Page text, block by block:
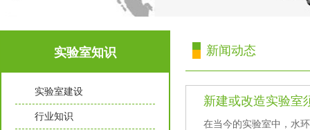
实验室知识
实验室建设
行业知识
新闻动态
新建或改造实验室须
在当今的实验室中，水